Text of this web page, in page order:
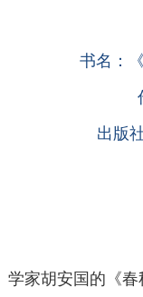
书名：
出版
学家胡安国的《